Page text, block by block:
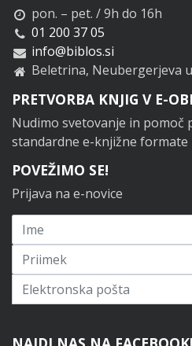
pon. – pet. / 9h do 16h
01 200 37 05
info@biblos.si
Beletrina, Neubergerjeva
PRETVORBA KNJIG V E-
Nudimo svetovanje in pomoč
standardne e-knjižne formate
POVEŽIMO SE!
Prijava na e-novice
Prijavi se na novice